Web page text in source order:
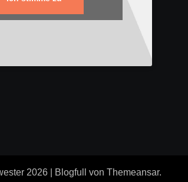
2026 Blogfull von Themeansar.